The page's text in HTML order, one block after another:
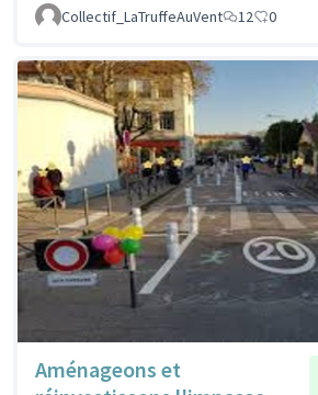
Collectif_LaTruffeAuVent 12 0
Aménageons et